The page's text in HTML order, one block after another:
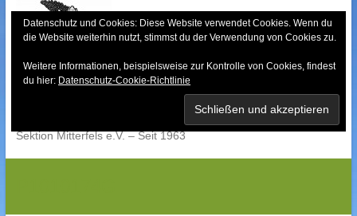
content
Bayerischer Wald-
Sektion Mitterfels e.V. – Seit 1963
Datenschutz und Cookies: Diese Website verwendet Cookies. Wenn du
die Website weiterhin nutzt, stimmst du der Verwendung von Cookies zu.
Weitere Informationen, beispielsweise zur Kontrolle von Cookies, findest
du hier: Datenschutz-Cookie-Richtlinie